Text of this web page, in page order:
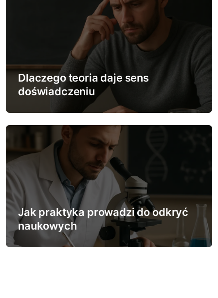
Dlaczego teoria daje sens
doświadczeniu
Jak praktyka prowadzi do odkryć
naukowych